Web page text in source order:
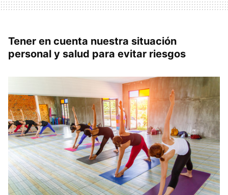
Tener en cuenta nuestra situación
personal y salud para evitar riesgos